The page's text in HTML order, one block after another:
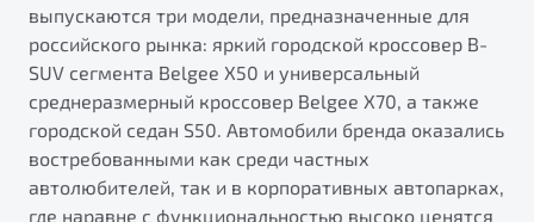
Обзор В наличии
выпускаются три модели, предназначенные для
российского рынка: яркий городской кроссовер B-
SUV сегмента Belgee X50 и универсальный
среднеразмерный кроссовер Belgee X70, а также
городской седан S50. Автомобили бренда оказались
востребованными как среди частных
автолюбителей, так и в корпоративных автопарках,
где наравне с функциональностью высоко ценятся